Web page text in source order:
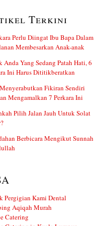
Terkini
Perlu Diingat Ibu Bapa Dalam
Membesarkan Anak-anak
Anda Yang Sedang Patah Hati, 6
Ini Harus Dititikberatkan
Fikiran Sendiri
Mengamalkan 7 Perkara Ini
Pilih Jalan Jauh Untuk Solat
Berbicara Mengikut Sunnah
Pergigian Kami Dental
Aqiqah Murah
Catering